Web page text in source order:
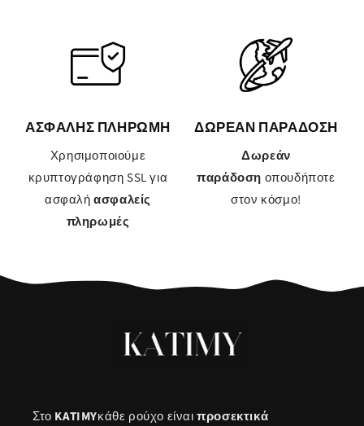
ΑΣΦΑΛΗΣ ΠΛΗΡΩΜΗ
Χρησιμοποιούμε
κρυπτογράφηση SSL για
ασφαλήασφαλείς
πληρωμές
ΔΩΡΕΑΝ ΠΑΡΑΔΟΣΗ
Δωρεάν
παράδοση οπουδήποτε
στον κόσμο!
Στο KATIMYκάθε ρούχο είναιπροσεκτικά